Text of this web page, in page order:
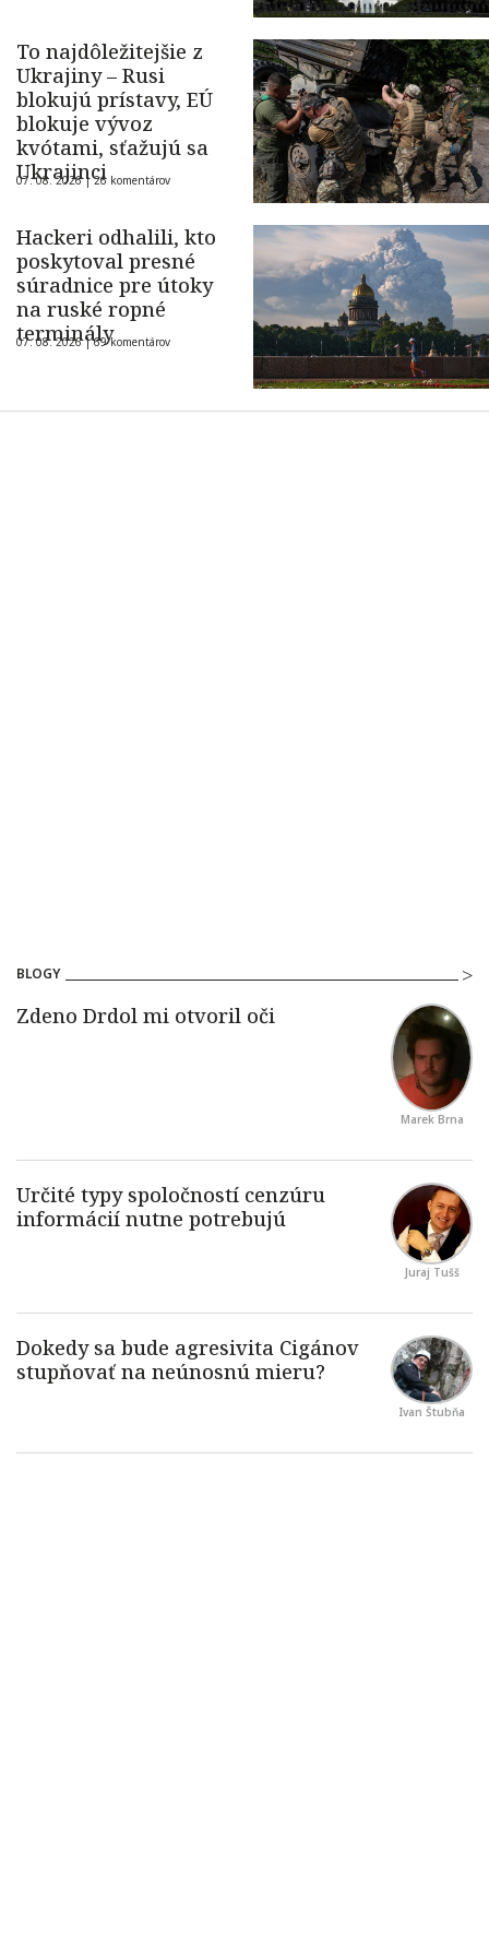
To najdôležitejšie z
Ukrajiny – Rusi
blokujú prístavy, EÚ
blokuje vývoz
kvótami, sťažujú sa
Ukrajinci
07. 08. 2026 |26 komentárov
Hackeri odhalili, kto
poskytoval presné
súradnice pre útoky
na ruské ropné
terminály
07. 08. 2026 |69 komentárov
BLOGY
Marek Brna
Juraj Tušš
Ivan Štubňa